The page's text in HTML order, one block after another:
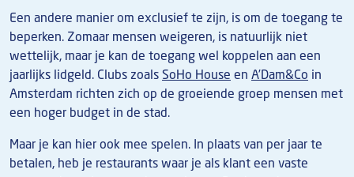
Een andere manier om exclusief te zijn, is om de toegang te
beperken. Zomaar mensen weigeren, is natuurlijk niet
wettelijk, maar je kan de toegang wel koppelen aan een
jaarlijks lidgeld. Clubs zoalsSoHo House en A’Dam&Co in
Amsterdam richten zich op de groeiende groep mensen met
een hoger budget in de stad.
Maar je kan hier ook mee spelen. In plaats van per jaar te
betalen, heb je restaurants waar je als klant een vaste